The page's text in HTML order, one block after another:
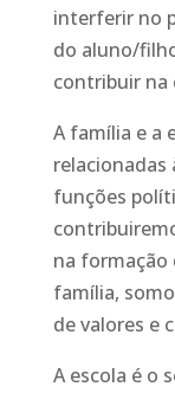
interferir no
do aluno/
contribuir na
A família e a
relacionadas
funções
na formação
família,
de valores e
A escola é o